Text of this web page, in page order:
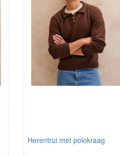
Herentrui met polokraag